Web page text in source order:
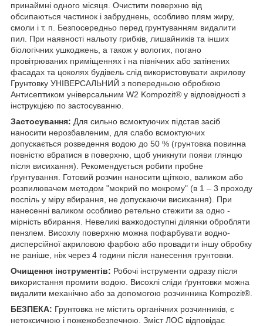
принаймні одного місяця. Очистити поверхню від
обсипаються частинок і забруднень, особливо плям жиру,
смоли і т. п. Безпосередньо перед грунтуванням видалити
пил. При наявності нальоту грибків, лишайників та інших
біологічних ушкоджень, а також у вологих, погано
провітрюваних приміщеннях і на північних або затінених
фасадах та цоколях будівель слід використовувати акрилову
Грунтовку УНІВЕРСАЛЬНИЙ з попередньою обробкою
Антисептиком універсальним W2 Kompozit® у відповідності з
інструкцією по застосуванню.
Застосування: Для сильно всмоктуючих підстав засіб
наносити нерозбавленим, для слабо всмоктуючих
допускається розведення водою до 50 % (грунтовка повинна
повністю вбратися в поверхню, щоб уникнути появи глянцю
після висихання). Рекомендується робити пробне
ґрунтування. Готовий розчин наносити щіткою, валиком або
розпилювачем методом "мокрий по мокрому" (в 1 – 3 проходу
поспіль у міру вбирання, не допускаючи висихання). При
нанесенні валиком особливо ретельно стежити за одно -
мірність вбирання. Невеликі важкодоступні ділянки обробляти
пензлем. Висохлу поверхню можна пофарбувати водно-
дисперсійної акриловою фарбою або провадити іншу обробку
не раніше, ніж через 4 години після нанесення грунтовки.
Очищення інструментів: Робочі інструменти одразу після
використання промити водою. Висохлі сліди ґрунтовки можна
видалити механічно або за допомогою розчинника Kompozit®.
БЕЗПЕКА: Грунтовка не містить органічних розчинників, є
нетоксичною і пожежобезпечною. Зміст ЛОС відповідає